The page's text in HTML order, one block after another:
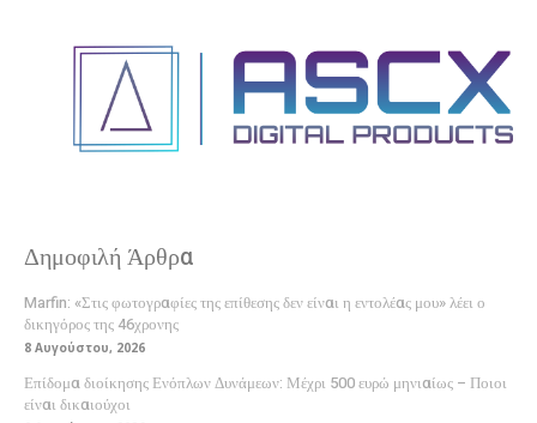
Δημοφιλή Άρθρα
Marfin: «Στις φωτογραφίες της επίθεσης δεν είναι η εντολέας μου» λέει ο
δικηγόρος της 46χρονης
8 Αυγούστου, 2026
Επίδομα διοίκησης Ενόπλων Δυνάμεων: Μέχρι 500 ευρώ μηνιαίως – Ποιοι
είναι δικαιούχοι